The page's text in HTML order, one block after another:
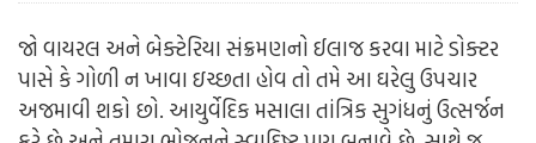
જો વાયરલ અને બેક્ટેરિયા સંક્રમણનો ઈલાજ કરવા માટે ડોક્ટર
પાસે કે ગોળી ન ખાવા ઇચ્છતા હોવ તો તમે આ ઘરેલુ ઉપચાર
અજમાવી શકો છો. આયુર્વેદિક મસાલા તાંત્રિક સુગંધનું ઉત્સર્જન